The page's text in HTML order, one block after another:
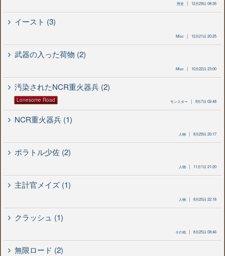
歴史 12月29日 08:35
イースト (3)
Misc 12月21日 20:25
武器の入った荷物 (2)
Misc 10月22日 23:00
汚染されたNCR重火器兵 (2)
Lonesome Road モンスター 9月7日 02:48
NCR重火器兵 (1)
人物 8月29日 20:17
ポラトル少佐 (2)
人物 11月1日 21:20
主計官メイズ (1)
人物 8月25日 22:18
クラッシュ (1)
その他 8月25日 08:46
無限ロード (2)